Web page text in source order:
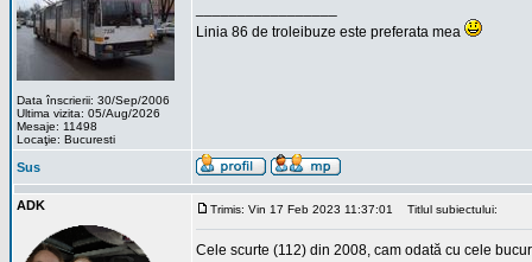
Data înscrierii: 30/Sep/2006
Ultima vizita: 05/Aug/2026
Mesaje: 11498
Locaţie: Bucuresti
Linia 86 de troleibuze este preferata mea
Sus
ADK Trimis: Vin 17 Feb 2023 11:37:01 Titlul subiectului:
Cele scurte (112) din 2008, cam odată cu cele